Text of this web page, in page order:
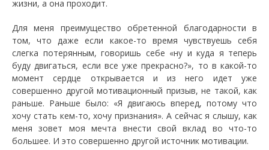
жизни, а она проходит.
Для меня преимущество обретенной благодарности в
том, что даже если какое-то время чувствуешь себя
слегка потерянным, говоришь себе «ну и куда я теперь
буду двигаться, если все уже прекрасно?», то в какой-то
момент сердце открывается и из него идет уже
совершенно другой мотивационный призыв, не такой, как
раньше. Раньше было: «Я двигаюсь вперед, потому что
хочу стать кем-то, хочу признания». А сейчас я слышу, как
меня зовет моя мечта внести свой вклад во что-то
большее. И это совершенно другой источник мотивации.